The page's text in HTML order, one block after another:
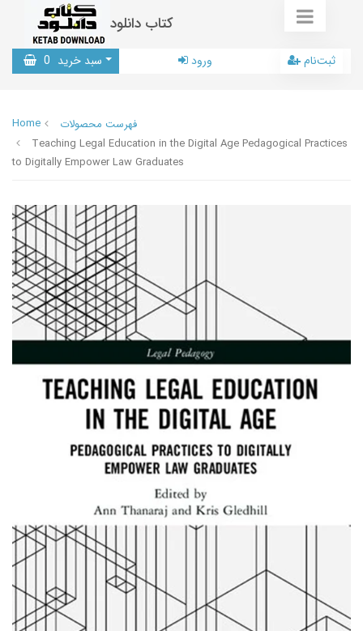
کتاب دانلود
سبد خرید 0 ورود ثبت‌نام
Home
فهرست محصولات
Teaching Legal Education in the Digital Age Pedagogical Practices
to Digitally Empower Law Graduates